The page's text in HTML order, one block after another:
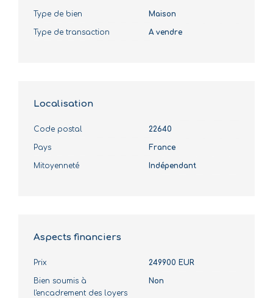
Type de bien Maison
Type de transaction A vendre
Localisation
Code postal 22640
Pays France
Mitoyenneté Indépendant
Aspects financiers
Prix 249900 EUR
Bien soumis à
l'encadrement des loyers
Non